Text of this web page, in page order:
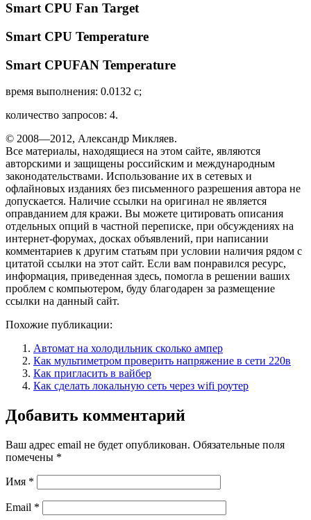
Smart CPU Fan Target
Smart CPU Temperature
Smart CPUFAN Temperature
время выполнения: 0.0132 с;
количество запросов: 4.
© 2008—2012, Александр Микляев.
Все материалы, находящиеся на этом сайте, являются
авторскими и защищены российским и международным
законодательствами. Использование их в сетевых и
офлайновых изданиях без письменного разрешения автора не
допускается. Наличие ссылки на оригинал не является
оправданием для кражи. Вы можете цитировать описания
отдельных опций в частной переписке, при обсуждениях на
интернет-форумах, досках объявлений, при написании
комментариев к другим статьям при условии наличия рядом с
цитатой ссылки на этот сайт. Если вам понравился ресурс,
информация, приведенная здесь, помогла в решении ваших
проблем с компьютером, буду благодарен за размещение
ссылки на данный сайт.
Похожие публикации:
Автомат на холодильник сколько ампер
Как мультиметром проверить напряжение в сети 220в
Как пригласить в вайбер
Как сделать локальную сеть через wifi роутер
Добавить комментарий
Ваш адрес email не будет опубликован. Обязательные поля
помечены *
Имя *
Email *